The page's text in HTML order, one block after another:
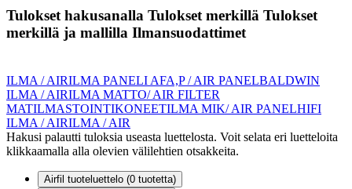
Tulokset hakusanalla Tulokset merkillä Tulokset
merkillä ja mallilla Ilmansuodattimet
ILMA / AIRILMA PANELI AFA,P / AIR PANELBALDWIN
ILMA / AIRILMA MATTO/ AIR FILTER
MATILMASTOINTIKONEETILMA MIK/ AIR PANELHIFI
ILMA / AIRILMA / AIR
Hakusi palautti tuloksia useasta luettelosta. Voit selata eri luetteloita
klikkaamalla alla olevien välilehtien otsakkeita.
Airfil tuoteluettelo (0 tuotetta)